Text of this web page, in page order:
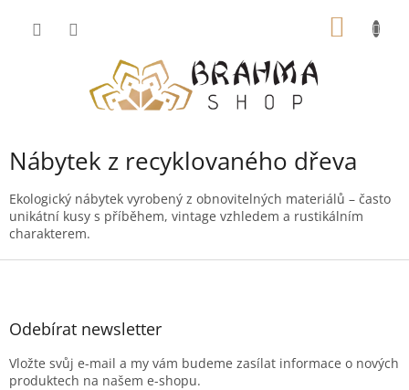
Nábytek z recyklovaného dřeva
Ekologický nábytek vyrobený z obnovitelných materiálů – často
unikátní kusy s příběhem, vintage vzhledem a rustikálním
charakterem.
Z
Odebírat newsletter
Vložte svůj e-mail a my vám budeme zasílat informace o nových
produktech na našem e-shopu.